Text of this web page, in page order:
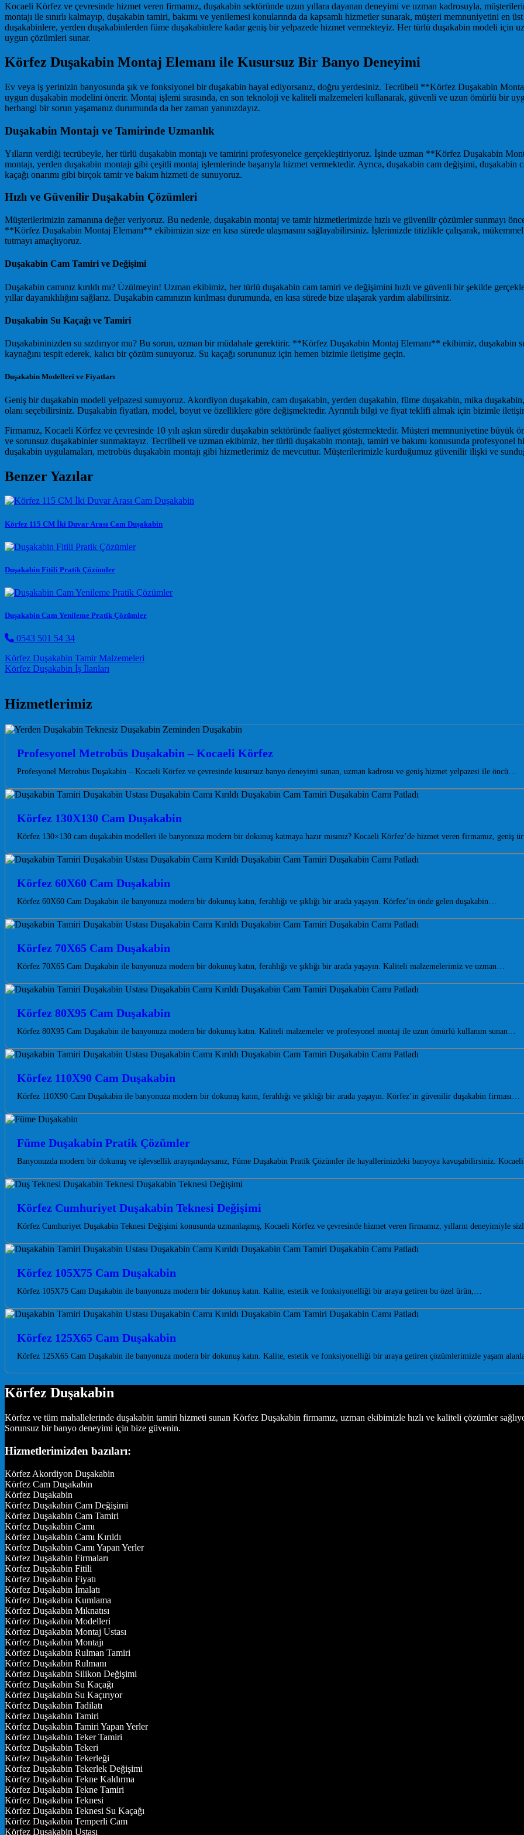
Kocaeli Körfez ve çevresinde hizmet veren firmamız, duşakabin sektöründe uzun yıllara dayanan deneyimi ve uzman kadrosuyla,
montajı ile sınırlı kalmayıp, duşakabin tamiri, bakımı ve yenilemesi konularında da kapsamlı hizmetler sunarak, müşteri memnuniyetini en
duşakabinlere, yerden duşakabinlerden füme duşakabinlere kadar geniş bir yelpazede hizmet vermekteyiz. Her türlü duşakabin modeli
uygun çözümleri sunar.
Körfez Duşakabin Montaj Elemanı ile Kusursuz Bir Banyo Deneyimi
Ev veya iş yerinizin banyosunda şık ve fonksiyonel bir duşakabin hayal ediyorsanız, doğru yerdesiniz. Tecrübeli **Körfez Duşakabin
uygun duşakabin modelini önerir. Montaj işlemi sırasında, en son teknoloji ve kaliteli malzemeleri kullanarak, güvenli ve uzun ömürlü bir
herhangi bir sorun yaşamanız durumunda da her zaman yanınızdayız.
Duşakabin Montajı ve Tamirinde Uzmanlık
Yılların verdiği tecrübeyle, her türlü duşakabin montajı ve tamirini profesyonelce gerçekleştiriyoruz. İşinde uzman **Körfez Duşakabin
montajı, yerden duşakabin montajı gibi çeşitli montaj işlemlerinde başarıyla hizmet vermektedir. Ayrıca, duşakabin cam değişimi,
kaçağı onarımı gibi birçok tamir ve bakım hizmeti de sunuyoruz.
Hızlı ve Güvenilir Duşakabin Çözümleri
Müşterilerimizin zamanına değer veriyoruz. Bu nedenle, duşakabin montaj ve tamir hizmetlerimizde hızlı ve güvenilir çözümler sunmayı
**Körfez Duşakabin Montaj Elemanı** ekibimizin size en kısa sürede ulaşmasını sağlayabilirsiniz. İşlerimizde titizlikle çalışarak,
tutmayı amaçlıyoruz.
Duşakabin Cam Tamiri ve Değişimi
Duşakabin camınız kırıldı mı? Üzülmeyin! Uzman ekibimiz, her türlü duşakabin cam tamiri ve değişimini hızlı ve güvenli bir şekilde
yıllar dayanıklılığını sağlarız. Duşakabin camınızın kırılması durumunda, en kısa sürede bize ulaşarak yardım alabilirsiniz.
Duşakabin Su Kaçağı ve Tamiri
Duşakabininizden su sızdırıyor mu? Bu sorun, uzman bir müdahale gerektirir. **Körfez Duşakabin Montaj Elemanı** ekibimiz, duşakabin su
kaynağını tespit ederek, kalıcı bir çözüm sunuyoruz. Su kaçağı sorununuz için hemen bizimle iletişime geçin.
Duşakabin Modelleri ve Fiyatları
Geniş bir duşakabin modeli yelpazesi sunuyoruz. Akordiyon duşakabin, cam duşakabin, yerden duşakabin, füme duşakabin, mika
olanı seçebilirsiniz. Duşakabin fiyatları, model, boyut ve özelliklere göre değişmektedir. Ayrıntılı bilgi ve fiyat teklifi almak için bizimle
Firmamız, Kocaeli Körfez ve çevresinde 10 yılı aşkın süredir duşakabin sektöründe faaliyet göstermektedir. Müşteri memnuniyetine
ve sorunsuz duşakabinler sunmaktayız. Tecrübeli ve uzman ekibimiz, her türlü duşakabin montajı, tamiri ve bakımı konusunda profesyonel
duşakabin uygulamaları, metrobüs duşakabin montajı gibi hizmetlerimiz de mevcuttur. Müşterilerimizle kurduğumuz güvenilir ilişki ve
Benzer Yazılar
Körfez 115 CM İki Duvar Arası Cam Duşakabin
Duşakabin Fitili Pratik Çözümler
Duşakabin Cam Yenileme Pratik Çözümler
0543 501 54 34
Post navigation
Körfez Duşakabin Tamir Malzemeleri
Körfez Duşakabin İş İlanları
Hizmetlerimiz
Profesyonel Metrobüs Duşakabin – Kocaeli Körfez
Profesyonel Metrobüs Duşakabin – Kocaeli Körfez ve çevresinde kusursuz banyo deneyimi sunan, uzman kadrosu ve geniş hizmet yelpazesi ile öncü…
Körfez 130X130 Cam Duşakabin
Körfez 130×130 cam duşakabin modelleri ile banyonuza modern bir dokunuş katmaya hazır mısınız? Kocaeli Körfez’de hizmet veren firmamız, geniş
Körfez 60X60 Cam Duşakabin
Körfez 60X60 Cam Duşakabin ile banyonuza modern bir dokunuş katın, ferahlığı ve şıklığı bir arada yaşayın. Körfez’in önde gelen duşakabin…
Körfez 70X65 Cam Duşakabin
Körfez 70X65 Cam Duşakabin ile banyonuza modern bir dokunuş katın, ferahlığı ve şıklığı bir arada yaşayın. Kaliteli malzemelerimiz ve uzman…
Körfez 80X95 Cam Duşakabin
Körfez 80X95 Cam Duşakabin ile banyonuza modern bir dokunuş katın. Kaliteli malzemeler ve profesyonel montaj ile uzun ömürlü kullanım sunan…
Körfez 110X90 Cam Duşakabin
Körfez 110X90 Cam Duşakabin ile banyonuza modern bir dokunuş katın, ferahlığı ve şıklığı bir arada yaşayın. Körfez’in güvenilir duşakabin firması…
Füme Duşakabin Pratik Çözümler
Banyonuzda modern bir dokunuş ve işlevsellik arayışındaysanız, Füme Duşakabin Pratik Çözümler ile hayallerinizdeki banyoya kavuşabilirsiniz.
Körfez Cumhuriyet Duşakabin Teknesi Değişimi
Körfez Cumhuriyet Duşakabin Teknesi Değişimi konusunda uzmanlaşmış, Kocaeli Körfez ve çevresinde hizmet veren firmamız, yılların deneyimiyle
Körfez 105X75 Cam Duşakabin
Körfez 105X75 Cam Duşakabin ile banyonuza modern bir dokunuş katın. Kalite, estetik ve fonksiyonelliği bir araya getiren bu özel ürün,…
Körfez 125X65 Cam Duşakabin
Körfez 125X65 Cam Duşakabin ile banyonuza modern bir dokunuş katın. Kalite, estetik ve fonksiyonelliği bir araya getiren çözümlerimizle yaşam
Körfez Duşakabin
Körfez ve tüm mahallelerinde duşakabin tamiri hizmeti sunan Körfez Duşakabin firmamız, uzman ekibimizle hızlı ve kaliteli çözümler
Sorunsuz bir banyo deneyimi için bize güvenin.
Hizmetlerimizden bazıları:
Körfez Akordiyon Duşakabin
Körfez Cam Duşakabin
Körfez Duşakabin
Körfez Duşakabin Cam Değişimi
Körfez Duşakabin Cam Tamiri
Körfez Duşakabin Camı
Körfez Duşakabin Camı Kırıldı
Körfez Duşakabin Camı Yapan Yerler
Körfez Duşakabin Firmaları
Körfez Duşakabin Fitili
Körfez Duşakabin Fiyatı
Körfez Duşakabin İmalatı
Körfez Duşakabin Kumlama
Körfez Duşakabin Mıknatısı
Körfez Duşakabin Modelleri
Körfez Duşakabin Montaj Ustası
Körfez Duşakabin Montajı
Körfez Duşakabin Rulman Tamiri
Körfez Duşakabin Rulmanı
Körfez Duşakabin Silikon Değişimi
Körfez Duşakabin Su Kaçağı
Körfez Duşakabin Su Kaçırıyor
Körfez Duşakabin Tadilatı
Körfez Duşakabin Tamiri
Körfez Duşakabin Tamiri Yapan Yerler
Körfez Duşakabin Teker Tamiri
Körfez Duşakabin Tekeri
Körfez Duşakabin Tekerleği
Körfez Duşakabin Tekerlek Değişimi
Körfez Duşakabin Tekne Kaldırma
Körfez Duşakabin Tekne Tamiri
Körfez Duşakabin Teknesi
Körfez Duşakabin Teknesi Su Kaçağı
Körfez Duşakabin Temperli Cam
Körfez Duşakabin Ustası